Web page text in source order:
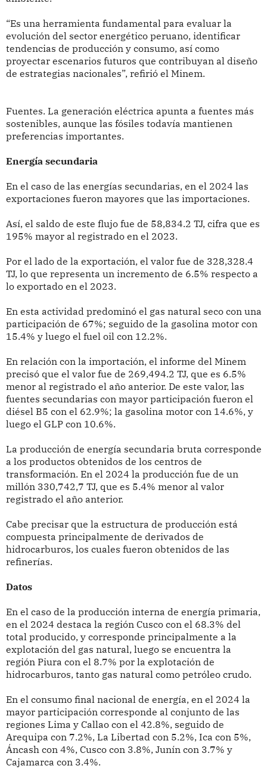
“Es una herramienta fundamental para evaluar la
evolución del sector energético peruano, identificar
tendencias de producción y consumo, así como
proyectar escenarios futuros que contribuyan al diseño
de estrategias nacionales”, refirió el Minem.
Fuentes. La generación eléctrica apunta a fuentes más
sostenibles, aunque las fósiles todavía mantienen
preferencias importantes.
Energía secundaria
En el caso de las energías secundarias, en el 2024 las
exportaciones fueron mayores que las importaciones.
Así, el saldo de este flujo fue de 58,834.2 TJ, cifra que es
195% mayor al registrado en el 2023.
Por el lado de la exportación, el valor fue de 328,328.4
TJ, lo que representa un incremento de 6.5% respecto a
lo exportado en el 2023.
En esta actividad predominó el gas natural seco con una
participación de 67%; seguido de la gasolina motor con
15.4% y luego el fuel oil con 12.2%.
En relación con la importación, el informe del Minem
precisó que el valor fue de 269,494.2 TJ, que es 6.5%
menor al registrado el año anterior. De este valor, las
fuentes secundarias con mayor participación fueron el
diésel B5 con el 62.9%; la gasolina motor con 14.6%, y
luego el GLP con 10.6%.
La producción de energía secundaria bruta corresponde
a los productos obtenidos de los centros de
transformación. En el 2024 la producción fue de un
millón 330,742,7 TJ, que es 5.4% menor al valor
registrado el año anterior.
Cabe precisar que la estructura de producción está
compuesta principalmente de derivados de
hidrocarburos, los cuales fueron obtenidos de las
refinerías.
Datos
En el caso de la producción interna de energía primaria,
en el 2024 destaca la región Cusco con el 68.3% del
total producido, y corresponde principalmente a la
explotación del gas natural, luego se encuentra la
región Piura con el 8.7% por la explotación de
hidrocarburos, tanto gas natural como petróleo crudo.
En el consumo final nacional de energía, en el 2024 la
mayor participación corresponde al conjunto de las
regiones Lima y Callao con el 42.8%, seguido de
Arequipa con 7.2%, La Libertad con 5.2%, Ica con 5%,
Áncash con 4%, Cusco con 3.8%, Junín con 3.7% y
Cajamarca con 3.4%.